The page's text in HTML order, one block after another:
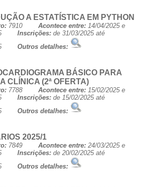
A ESTATÍSTICA EM PYTHON
7910 Acontece entre: 14/04/2025 e
Inscrições: de 31/03/2025 até
Outros detalhes:
BÁSICO PARA
CLÍNICA (2ª OFERTA)
7788 Acontece entre: 15/02/2025 e
Inscrições: de 15/02/2025 até
Outros detalhes:
2025/1
7849 Acontece entre: 24/03/2025 e
Inscrições: de 20/02/2025 até
Outros detalhes: